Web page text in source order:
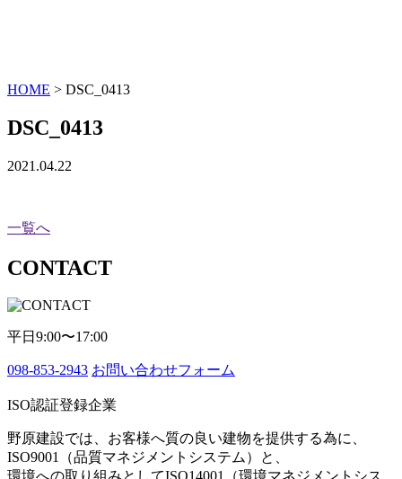
HOME > DSC_0413
DSC_0413
2021.04.22
一覧へ
CONTACT
平日9:00〜17:00
098-853-2943 お問い合わせフォーム
ISO認証登録企業
野原建設では、お客様へ質の良い建物を提供する為に、
ISO9001（品質マネジメントシステム）と、